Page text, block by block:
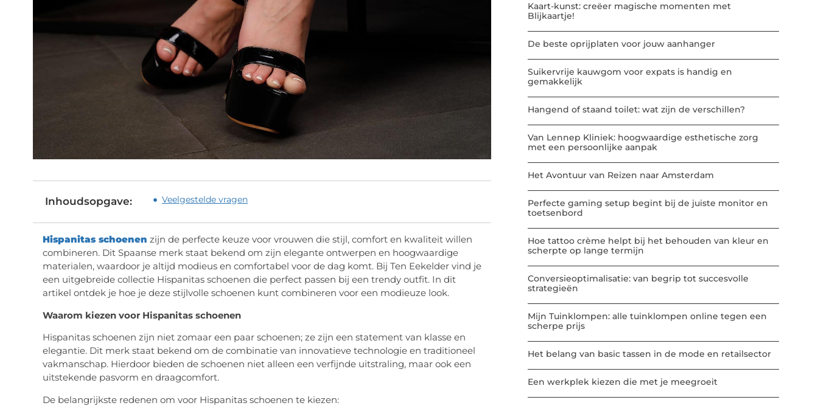
Inhoudsopgave: Veelgestelde vragen
Hispanitas schoenen zijn de perfecte keuze voor vrouwen die stijl, comfort en kwaliteit willen
combineren. Dit Spaanse merk staat bekend om zijn elegante ontwerpen en hoogwaardige
materialen, waardoor je altijd modieus en comfortabel voor de dag komt. Bij Ten Eekelder vind je
een uitgebreide collectie Hispanitas schoenen die perfect passen bij een trendy outfit. In dit
artikel ontdek je hoe je deze stijlvolle schoenen kunt combineren voor een modieuze look.
Waarom kiezen voor Hispanitas schoenen
Hispanitas schoenen zijn niet zomaar een paar schoenen; ze zijn een statement van klasse en
elegantie. Dit merk staat bekend om de combinatie van innovatieve technologie en traditioneel
vakmanschap. Hierdoor bieden de schoenen niet alleen een verfijnde uitstraling, maar ook een
uitstekende pasvorm en draagcomfort.
De belangrijkste redenen om voor Hispanitas schoenen te kiezen:
Kaart-kunst: creëer magische momenten met
Blijkaartje!
De beste oprijplaten voor jouw aanhanger
Suikervrije kauwgom voor expats is handig en
gemakkelijk
Hangend of staand toilet: wat zijn de verschillen?
Van Lennep Kliniek: hoogwaardige esthetische zorg
met een persoonlijke aanpak
Het Avontuur van Reizen naar Amsterdam
Perfecte gaming setup begint bij de juiste monitor en
toetsenbord
Hoe tattoo crème helpt bij het behouden van kleur en
scherpte op lange termijn
Conversieoptimalisatie: van begrip tot succesvolle
strategieën
Mijn Tuinklompen: alle tuinklompen online tegen een
scherpe prijs
Het belang van basic tassen in de mode en retailsector
Een werkplek kiezen die met je meegroeit